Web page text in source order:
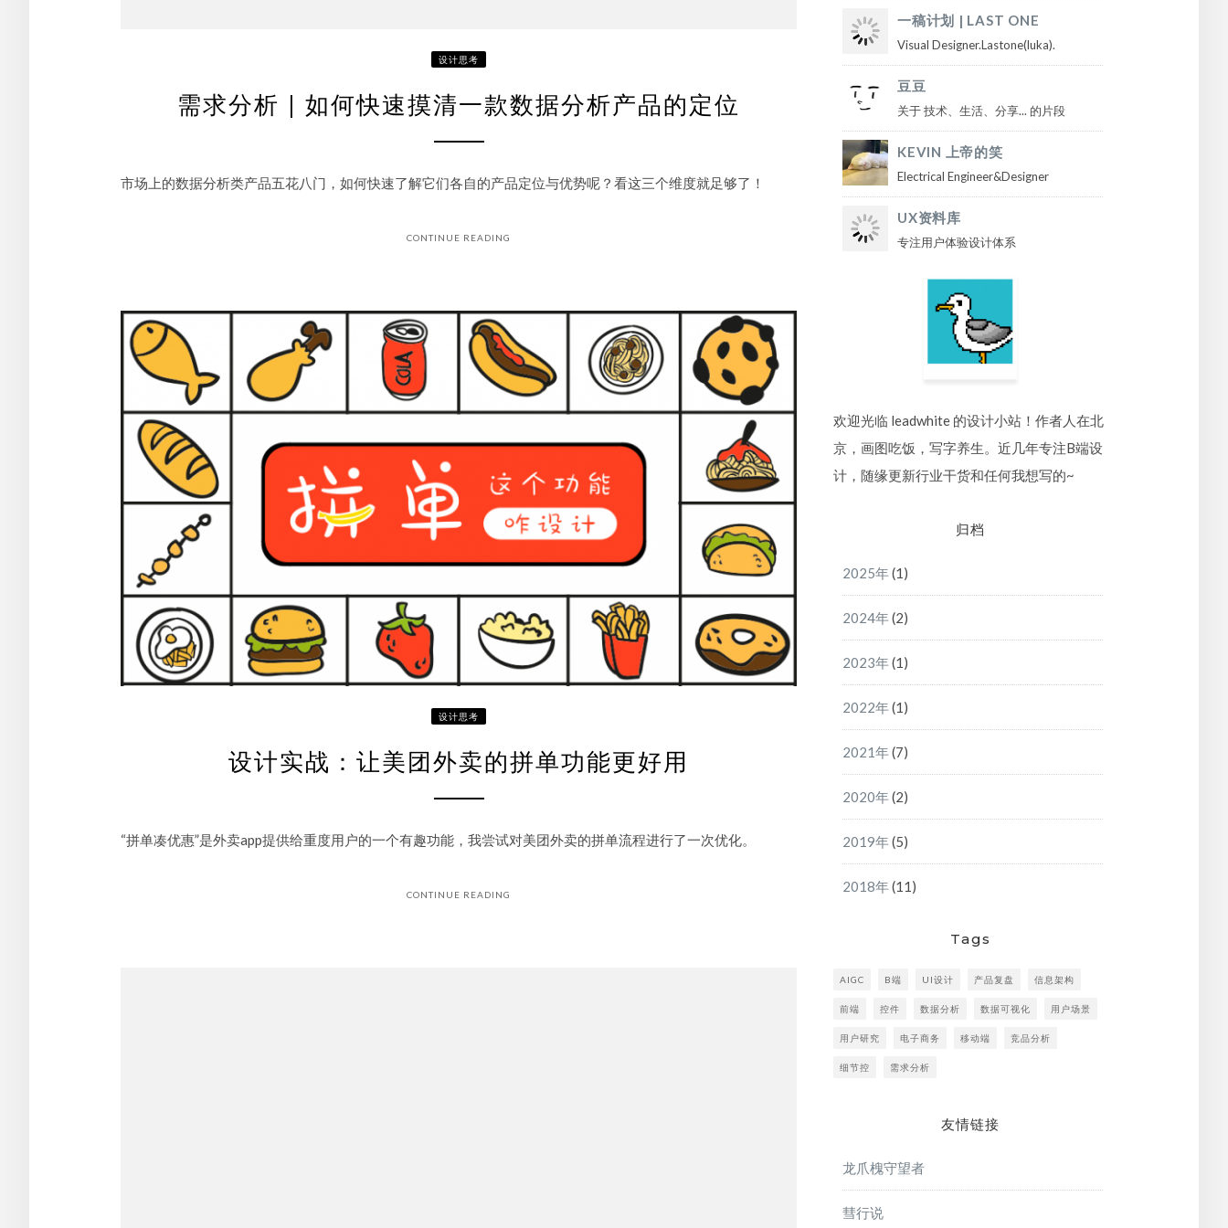
设计思考
设计实战：让美团外卖的拼单功能更好用
“拼单凑优惠”是外卖app提供给重度用户的一个有趣功能，我尝试对美团外卖的拼单流程进行了一次优化。
CONTINUE READING
一稿计划 | LAST ONE
Visual Designer.Lastone(luka).
豆豆
关于 技术、生活、分享... 的片段
KEVIN 上帝的笑
Electrical Engineer&Designer
UX资料库
专注用户体验设计体系
欢迎光临 leadwhite 的设计小站！作者人在北
京，画图吃饭，写字养生。近几年专注B端设
计，随缘更新行业干货和任何我想写的~
归档
2025年(1)
2024年(2)
2023年(1)
2022年(1)
2021年(7)
2020年(2)
2019年(5)
2018年(11)
Tags
AIGC B端 UI设计 产品复盘 信息架构
前端 控件 数据分析 数据可视化 用户场景
用户研究 电子商务 移动端 竞品分析
细节控 需求分析
友情链接
龙爪槐守望者
彗行说